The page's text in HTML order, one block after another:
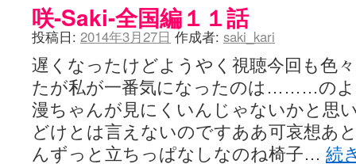
咏-Uta-ブログ編 - 咲-Saki- / 黄色い封筒が届いた(・∀・)
チャウチャウちゃうんちゃうん - 咲-Saki- / 吉野の千本桜を見に行きま
気分次第。 - 咲-Saki- / シノハユ 第3巻 感想 (07:42)
ニワカ王者 / 【アニメ記事】咲-Saki- 立先生のコメントを取り上げる
のよーなのよー - 咲-Saki- / 咲十夜 第四夜 (11:00)
Yaranakya » 咲-Saki- / 国際最萌リーグは園城寺怜ちゃんに一票を入れ
おもちがなくてもだいじょうぶ / 咲と照の確執【プリン】 (16:10)
咲-Saki-の舞台が特定されたら、行くしかないでしょ / ブログを引っ越
りりーがーる（仮） / 虎姫 カラオケ編っぽい小ネタ
洋榎-youka- / お知らせ (11:19)
咲-Saki-全国編１１話
投稿日: 2014年3月27日 作成者: saki_kari
遅くなったけどようやく視聴今回も色
たが私が一番気になったのは………のよ
漫ちゃんが見にくいんじゃないかと思
どけとは言えないのですああ可哀想あ
んずっと立ちっぱなしなのね椅子… 続